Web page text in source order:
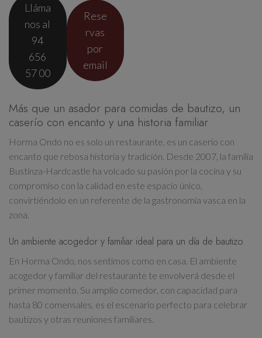
Lláma
nos al
94
656
57 00
Rese
rvas
por
email
Más que un asador para comidas de bautizo, un
caserío con encanto y una historia familiar
Horma Ondo no es solo un restaurante, es un caserío con
encanto que rebosa historia y tradición. Desde 2007, la familia
Bustinza-Hardcastle ha volcado su pasión por la cocina y su
compromiso con la calidad en este espacio único,
convirtiéndolo en un referente de la gastronomía vasca en la
zona.
Un ambiente acogedor y familiar ideal para un día de bautizo
En Horma Ondo, nos sentimos como en casa. El ambiente
acogedor y familiar del restaurante te envolverá desde el
primer momento. Su amplio comedor , con capacidad para
hasta 80 comensales , es el escenario perfecto para celebrar
bautizos y otras reuniones familiares.